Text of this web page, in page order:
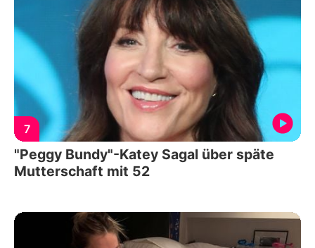
7
"Peggy Bundy"-Katey Sagal über späte
Mutterschaft mit 52